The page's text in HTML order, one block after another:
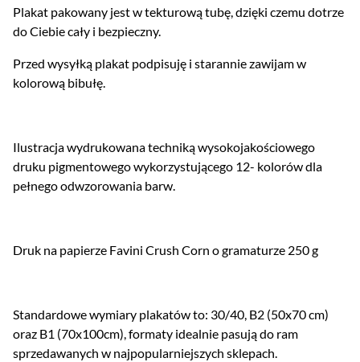
Plakat pakowany jest w tekturową tubę, dzięki czemu dotrze
do Ciebie cały i bezpieczny.
Przed wysyłką plakat podpisuję i starannie zawijam w
kolorową bibułę.
Ilustracja wydrukowana techniką wysokojakościowego
druku pigmentowego wykorzystującego 12- kolorów dla
pełnego odwzorowania barw.
Druk na papierze Favini Crush Corn o gramaturze 250 g
Standardowe wymiary plakatów to: 30/40, B2 (50x70 cm)
oraz B1 (70x100cm), formaty idealnie pasują do ram
sprzedawanych w najpopularniejszych sklepach.